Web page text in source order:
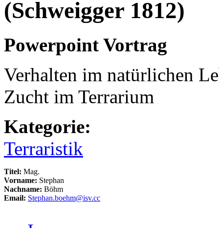
(Schweigger 1812)
Powerpoint Vortrag
Verhalten im natürlichen
Zucht im Terrarium
Kategorie:
Terraristik
Titel: Mag.
Vorname: Stephan
Nachname: Böhm
Email: Stephan.boehm@isv.cc